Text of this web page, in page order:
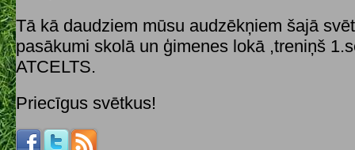
Tā kā daudziem mūsu audzēkņiem šajā
pasākumi skolā un ģimenes lokā ,treniņš
ATCELTS.
Priecīgus svētkus!